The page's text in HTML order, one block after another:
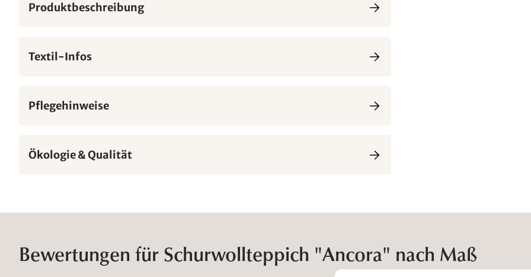
Produktbeschreibung
Textil-Infos
Pflegehinweise
Ökologie & Qualität
Bewertungen für Schurwollteppich "Ancora" nach Maß